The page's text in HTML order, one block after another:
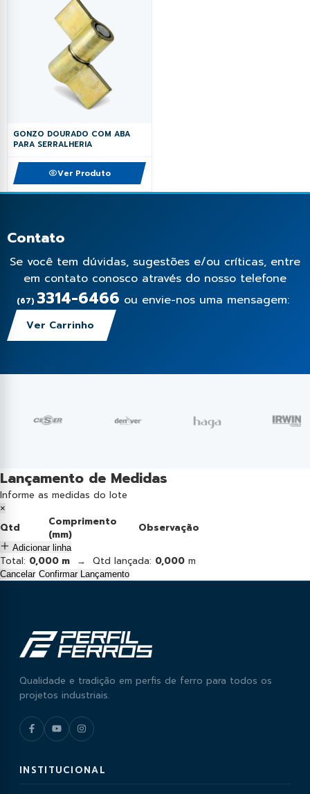
GONZO DOURADO COM ABA
PARA SERRALHERIA
Ver Produto
Contato
Se você tem dúvidas, sugestões e/ou críticas, entre
em contato conosco através do nosso telefone
(67) 3314-6466 ou envie-nos uma mensagem:
Ver Carrinho
Lançamento de Medidas
Informe as medidas do lote
×
Qtd
Comprimento
(mm)
Observação
Adicionar linha
Total: 0,000 m → Qtd lançada: 0,000 m
Cancelar Confirmar Lançamento
Qualidade e tradição em perfis de ferro para todos os
projetos industriais.
INSTITUCIONAL